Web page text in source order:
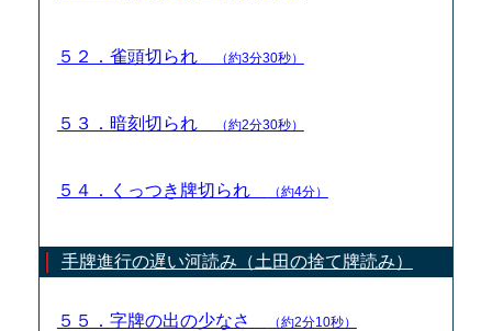
５２．雀頭切られ （約3分30秒）
５３．暗刻切られ （約2分30秒）
５４．くっつき牌切られ （約4分）
手牌進行の遅い河読み（土田の捨て牌読み）
５５．字牌の出の少なさ （約2分10秒）